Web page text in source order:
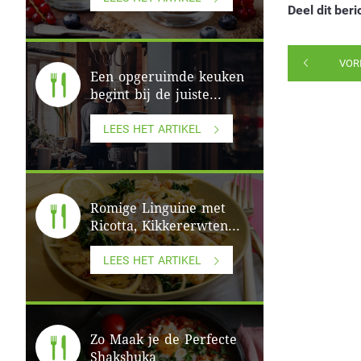
Een opgeruimde keuken
begint bij de juiste...
LEES HET ARTIKEL
Romige Linguine met
Ricotta, Kikkererwten...
LEES HET ARTIKEL
Zo Maak je de Perfecte
Shakshuka
Deel dit